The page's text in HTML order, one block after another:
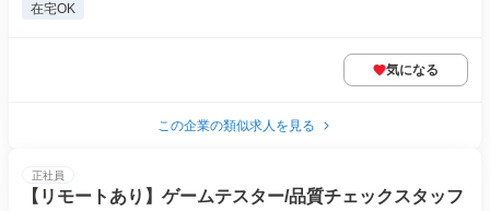
在宅OK
気になる
この企業の類似求人を見る
正社員
【リモートあり】ゲームテスター/品質チェックスタッフ